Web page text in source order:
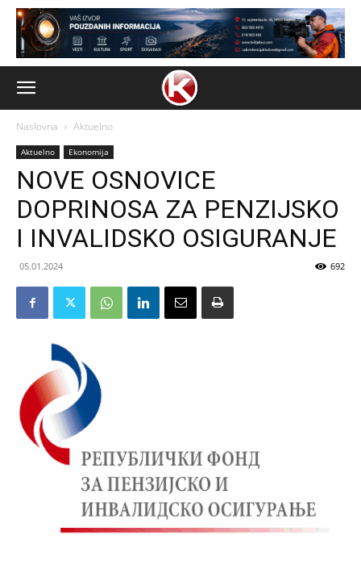
Naslovna Aktuelno
Aktuelno Ekonomija
NOVE OSNOVICE
DOPRINOSA ZA PENZIJSKO
I INVALIDSKO OSIGURANJE
05.01.2024 692